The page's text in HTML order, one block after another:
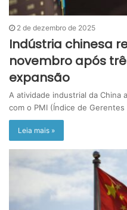
2 de dezembro de 2025
Indústria chinesa
novembro após
expansão
A atividade industrial da China
com o PMI (Índice de
Leia mais »